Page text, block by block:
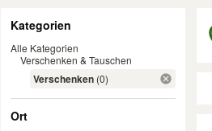
Kategorien
Alle Kategorien
Verschenken & Tauschen
Verschenken (0)
Ort